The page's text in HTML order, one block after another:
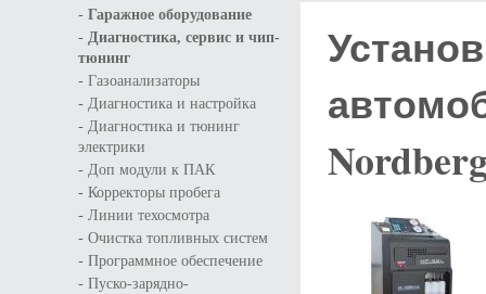
- Гаражное оборудование
- Диагностика, сервис и чип-
тюнинг
- Газоанализаторы
- Диагностика и настройка
- Диагностика и тюнинг
электрики
- Доп модули к ПАК
- Корректоры пробега
- Линии техосмотра
- Очистка топливных систем
- Программное обеспечение
- Пуско-зарядно-